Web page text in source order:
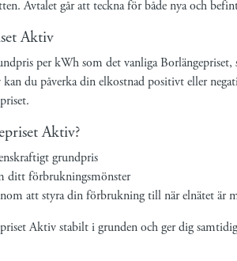
Avtalet går att teckna för både nya och
Aktiv
per kWh som det vanliga Borlängepriset,
du påverka din elkostnad positivt eller
Aktiv?
grundpris
ditt förbrukningsmönster
att styra din förbrukning till när elnätet är
Aktiv stabilt i grunden och ger dig